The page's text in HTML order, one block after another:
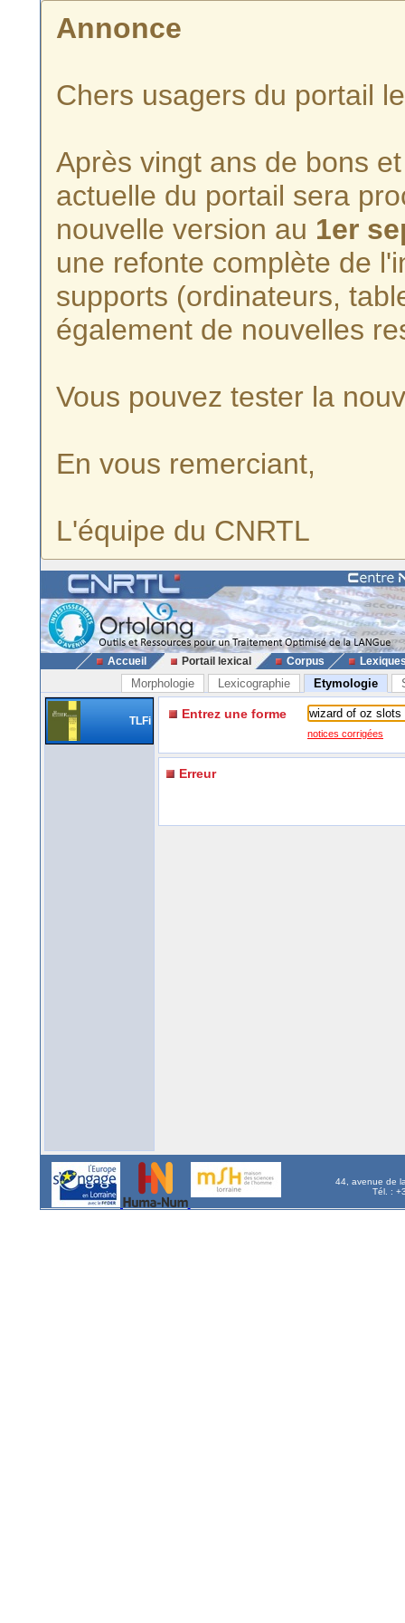
Annonce
Chers usagers du portail
Après vingt ans de bons
actuelle du portail sera
nouvelle version au 1er
une refonte complète de
supports (ordinateurs,
également de nouvelles
Vous pouvez tester la
En vous remerciant,
L'équipe du CNRTL
Accueil Portail lexical Corpus
Morphologie Lexicographie Etymologie
TLFi Entrez une forme
notices corrigées
Erreur
44, avenue de
Tél. :